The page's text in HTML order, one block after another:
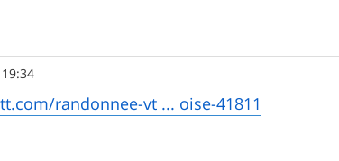
randonnee-vt ... oise-41811